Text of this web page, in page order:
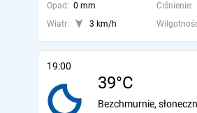
Opad: 0 mm Ciśnienie:
Wiatr:
3 km/h
19:00
39°C
Bezchmurnie,